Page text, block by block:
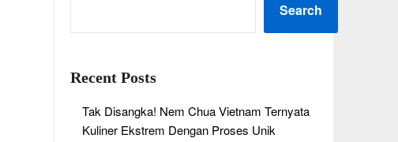
Search
Recent Posts
Tak Disangka! Nem Chua Vietnam Ternyata
Kuliner Ekstrem Dengan Proses Unik